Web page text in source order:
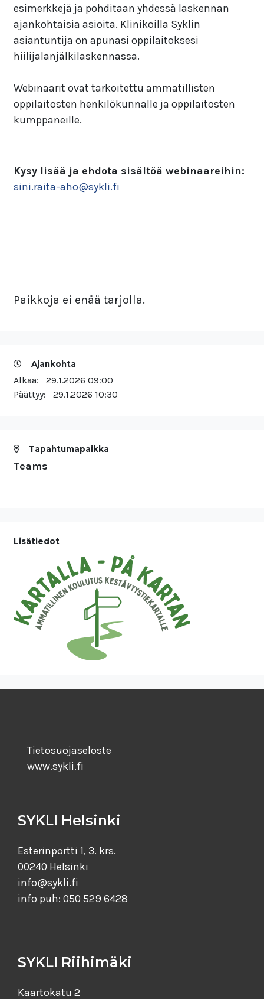
esimerkkejä ja pohditaan yhdessä laskennan
ajankohtaisia asioita. Klinikoilla Syklin
asiantuntija on apunasi oppilaitoksesi
hiilijalanjälkilaskennassa.
Webinaarit ovat tarkoitettu ammatillisten
oppilaitosten henkilökunnalle ja oppilaitosten
kumppaneille.
Kysy lisää ja ehdota sisältöä webinaareihin:
sini.raita-aho@sykli.fi
Paikkoja ei enää tarjolla.
Ajankohta
Alkaa: 29.1.2026 09:00
Päättyy: 29.1.2026 10:30
Tapahtumapaikka
Teams
Lisätiedot
Tietosuojaseloste
www.sykli.fi
SYKLI Helsinki
Esterinportti 1, 3. krs.
00240 Helsinki
info@sykli.fi
info puh: 050 529 6428
SYKLI Riihimäki
Kaartokatu 2